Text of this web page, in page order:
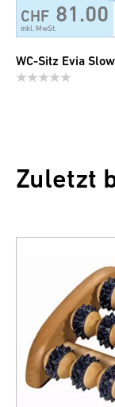
CHF 81.00
inkl. MwSt.
WC-Sitz Evia
Zuletzt